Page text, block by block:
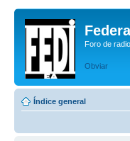
Foro de
Obviar
Índice general